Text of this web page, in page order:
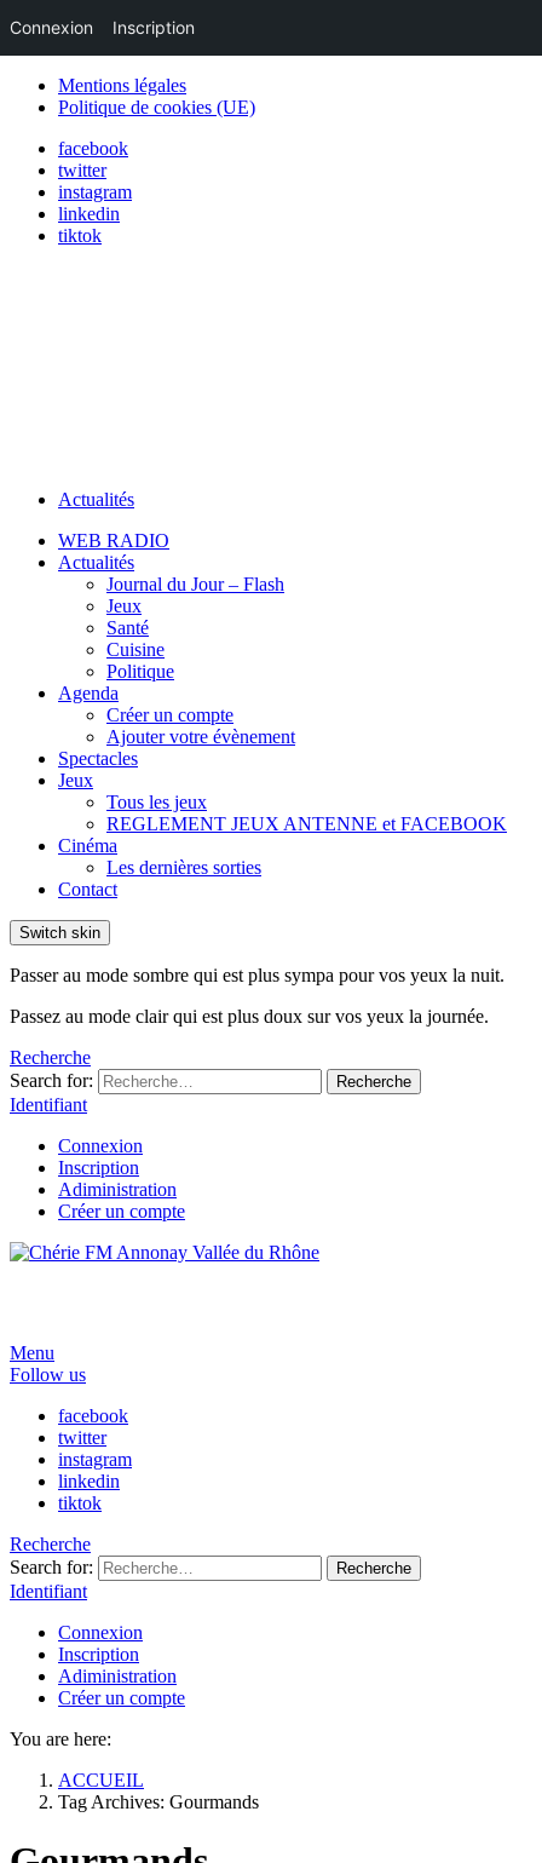
Mentions légales
Politique de cookies (UE)
facebook
twitter
instagram
linkedin
tiktok
Actualités
WEB RADIO
Actualités
Journal du Jour – Flash
Jeux
Santé
Cuisine
Politique
Agenda
Créer un compte
Ajouter votre évènement
Spectacles
Jeux
Tous les jeux
REGLEMENT JEUX ANTENNE et FACEBOOK
Cinéma
Les dernières sorties
Contact
Switch skin
Passer au mode sombre qui est plus sympa pour vos yeux la nuit.
Passez au mode clair qui est plus doux sur vos yeux la journée.
Recherche
Search for:
Recherche
Identifiant
Connexion
Inscription
Adiministration
Créer un compte
Menu
Follow us
facebook
twitter
instagram
linkedin
tiktok
Recherche
Search for:
Recherche
Identifiant
Connexion
Inscription
Adiministration
Créer un compte
You are here:
ACCUEIL
Tag Archives: Gourmands
Connexion Inscription